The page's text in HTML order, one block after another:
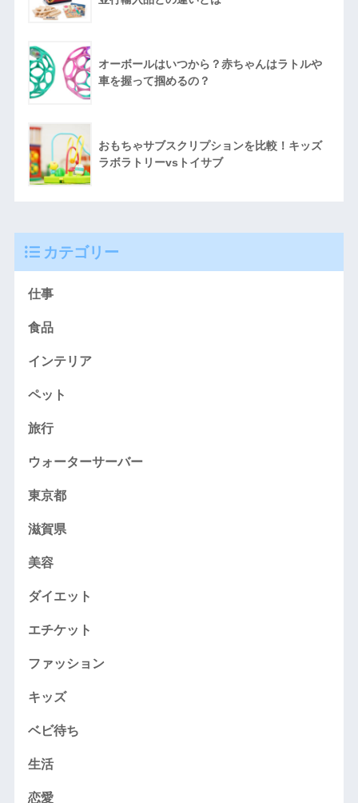
オーボールはいつから？赤ちゃんはラトルや
車を握って掴めるの？
おもちゃサブスクリプションを比較！キッズ
ラボラトリーvsトイサブ
カテゴリー
仕事
食品
インテリア
ペット
旅行
ウォーターサーバー
東京都
滋賀県
美容
ダイエット
エチケット
ファッション
キッズ
ベビ待ち
生活
恋愛